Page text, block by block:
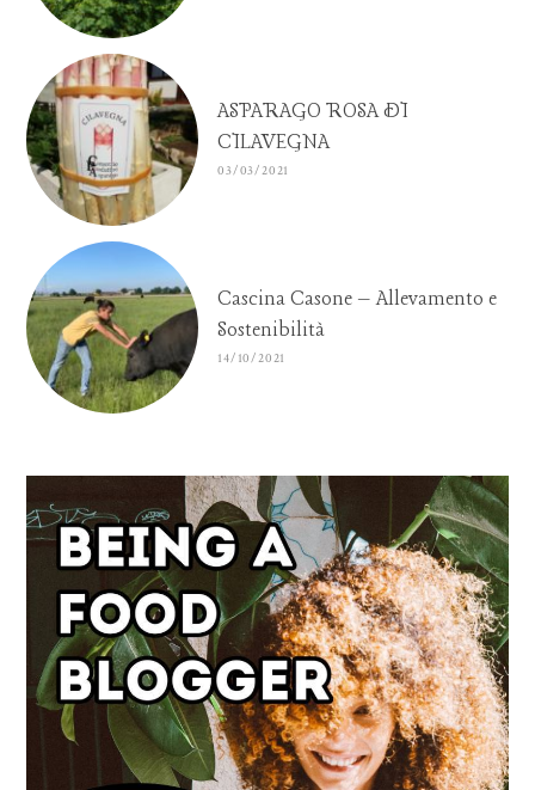
ASPARAGO ROSA DI
CILAVEGNA
03/03/2021
Cascina Casone – Allevamento e
Sostenibilità
14/10/2021